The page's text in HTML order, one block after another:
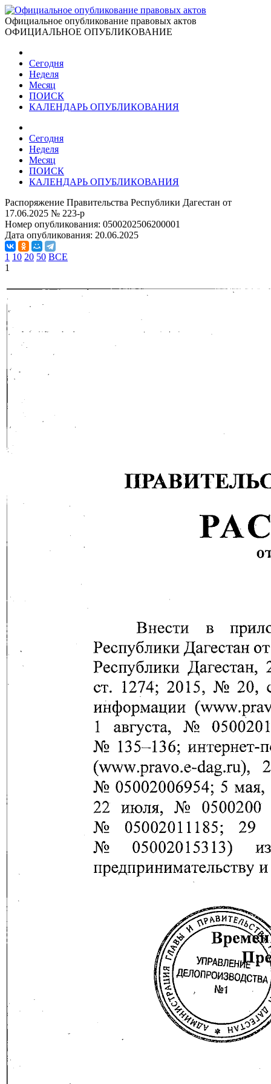
Официальное опубликование правовых актов
ОФИЦИАЛЬНОЕ ОПУБЛИКОВАНИЕ
Сегодня
Неделя
Месяц
ПОИСК
КАЛЕНДАРЬ ОПУБЛИКОВАНИЯ
Сегодня
Неделя
Месяц
ПОИСК
КАЛЕНДАРЬ ОПУБЛИКОВАНИЯ
Распоряжение Правительства Республики Дагестан от
17.06.2025 № 223-р
Номер опубликования: 0500202506200001
Дата опубликования: 20.06.2025
1 10 20 50 ВСЕ
1